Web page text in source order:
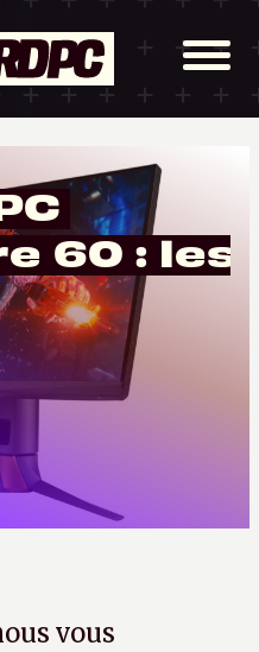
60 : les
vous